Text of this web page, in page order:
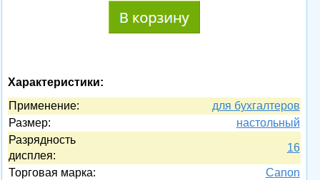
Характеристики:
Применение:
для бухгалтеров
Размер:
настольный
Разрядность
дисплея:
16
Торговая марка:
Canon